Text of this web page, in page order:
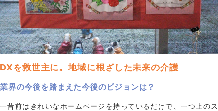
DXを救世主に。地域に根ざした未来の介護
業界の今後を踏まえた今後のビジョンは？
一昔前はきれいなホームページを持っているだけで、一つ上のス